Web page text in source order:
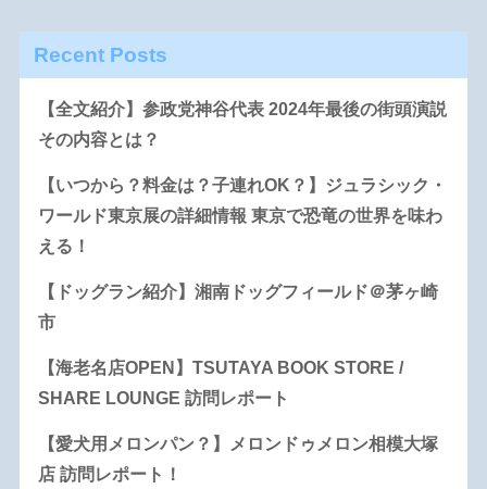
Recent Posts
【全文紹介】参政党神谷代表 2024年最後の街頭演説
その内容とは？
【いつから？料金は？子連れOK？】ジュラシック・
ワールド東京展の詳細情報 東京で恐竜の世界を味わ
える！
【ドッグラン紹介】湘南ドッグフィールド＠茅ヶ崎
市
【海老名店OPEN】TSUTAYA BOOK STORE /
SHARE LOUNGE 訪問レポート
【愛犬用メロンパン？】メロンドゥメロン相模大塚
店 訪問レポート！